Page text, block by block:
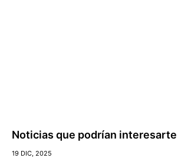
Noticias que podrían interesarte
19 DIC, 2025